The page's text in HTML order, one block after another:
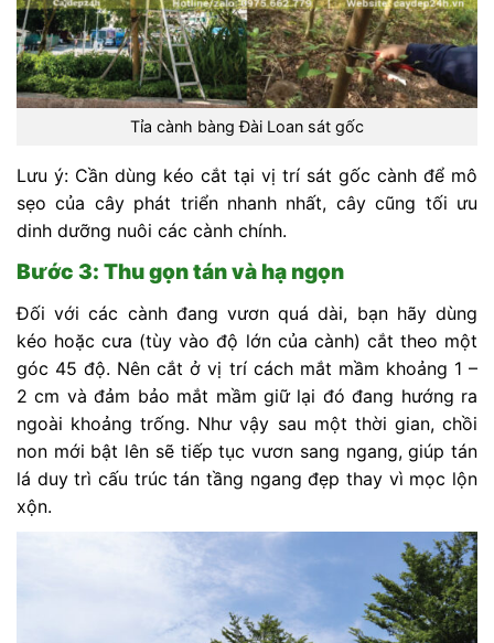
Tỉa cành bàng Đài Loan sát gốc
Lưu ý: Cần dùng kéo cắt tại vị trí sát gốc cành để mô
sẹo của cây phát triển nhanh nhất, cây cũng tối ưu
dinh dưỡng nuôi các cành chính.
Bước 3: Thu gọn tán và hạ ngọn
Đối với các cành đang vươn quá dài, bạn hãy dùng
kéo hoặc cưa (tùy vào độ lớn của cành) cắt theo một
góc 45 độ. Nên cắt ở vị trí cách mắt mầm khoảng 1 –
2 cm và đảm bảo mắt mầm giữ lại đó đang hướng ra
ngoài khoảng trống. Như vậy sau một thời gian, chồi
non mới bật lên sẽ tiếp tục vươn sang ngang, giúp tán
lá duy trì cấu trúc tán tầng ngang đẹp thay vì mọc lộn
xộn.